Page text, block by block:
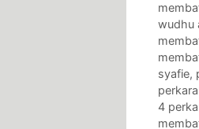
wudhu
syafie,
4